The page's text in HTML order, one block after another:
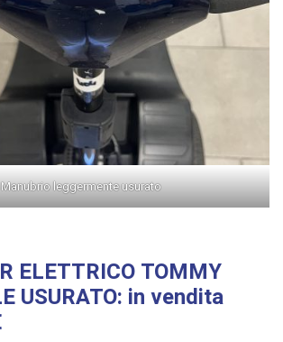
Manubrio leggermente usurato
ELETTRICO TOMMY
USURATO: in vendita